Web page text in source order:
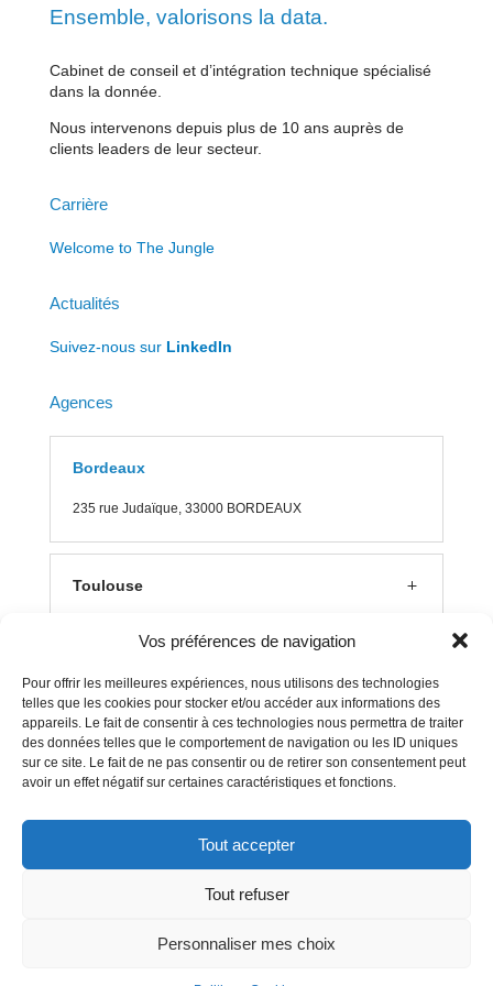
Vos préférences de navigation
Pour offrir les meilleures expériences, nous utilisons des technologies
telles que les cookies pour stocker et/ou accéder aux informations des
appareils. Le fait de consentir à ces technologies nous permettra de traiter
des données telles que le comportement de navigation ou les ID uniques
sur ce site. Le fait de ne pas consentir ou de retirer son consentement peut
avoir un effet négatif sur certaines caractéristiques et fonctions.
Tout accepter
Tout refuser
Personnaliser mes choix
Ensemble, valorisons la data.
Cabinet de conseil et d’intégration technique spécialisé
dans la donnée.
Nous intervenons depuis plus de 10 ans auprès de
clients leaders de leur secteur.
Carrière
Welcome to The Jungle
Actualités
Suivez-nous sur LinkedIn
Agences
Bordeaux
235 rue Judaïque, 33000 BORDEAUX
Toulouse
Aix en Provence